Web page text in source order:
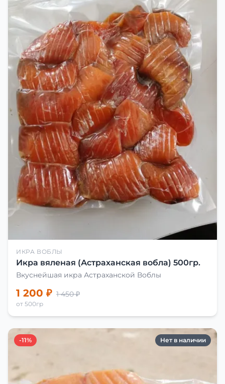
ИКРА ВОБЛЫ
Икра вяленая (Астраханская вобла) 500гр.
Вкуснейшая икра Астраханской Воблы
1 200 ₽ 1 450 ₽
от 500гр
-11% Нет в наличии